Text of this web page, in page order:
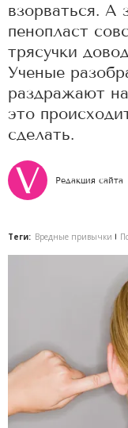
взорваться. А
пенопласт
трясучки
Ученые
раздражают
это
сделать.
Редакция сайта
Теги: Вредные привычки